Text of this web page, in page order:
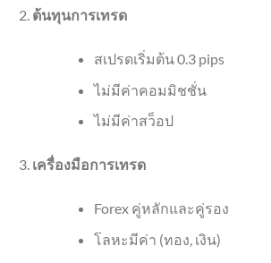
ต้นทุนการเทรด
สเปรดเริ่มต้น 0.3 pips
ไม่มีค่าคอมมิชชั่น
ไม่มีค่าสว็อป
เครื่องมือการเทรด
Forex คู่หลักและคู่รอง
โลหะมีค่า (ทอง, เงิน)